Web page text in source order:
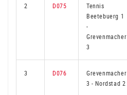
2 D075
Tennis
Beetebuerg 1
-
Grevenmacher
3
3 D076
Grevenmacher
3- Nordstad 2